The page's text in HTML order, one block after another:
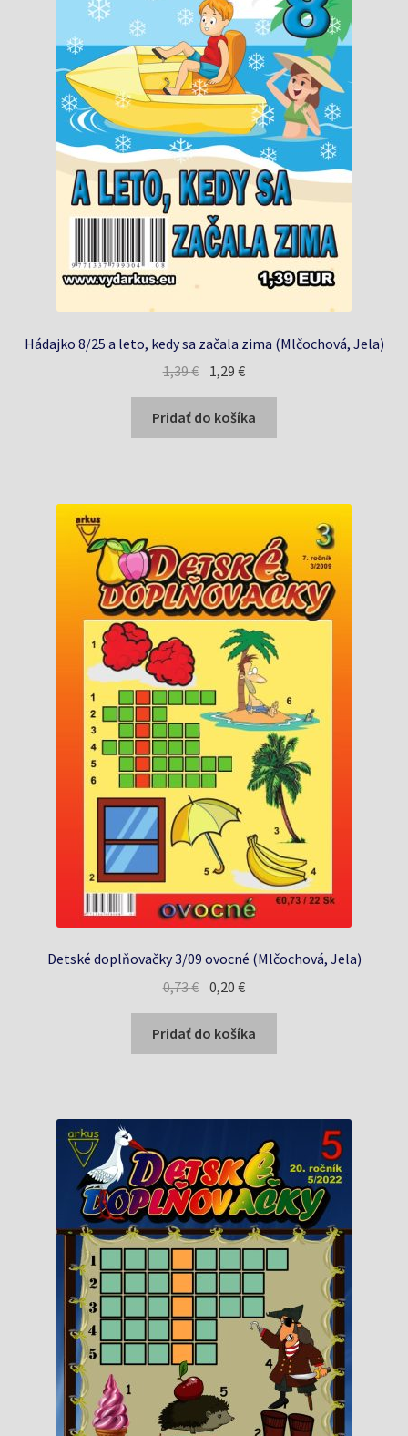
Hádajko 8/25 a leto, kedy sa začala zima (Mlčochová, Jela)
1,39€ Pôvodná
cena
bola:
1,39 €.
1,29€Aktuálna
cena
je:
1,29 €.
Pridať do košíka
Detské doplňovačky 3/09 ovocné (Mlčochová, Jela)
0,73€ Pôvodná
cena
bola:
0,73 €.
0,20€Aktuálna
cena
je:
0,20 €.
Pridať do košíka